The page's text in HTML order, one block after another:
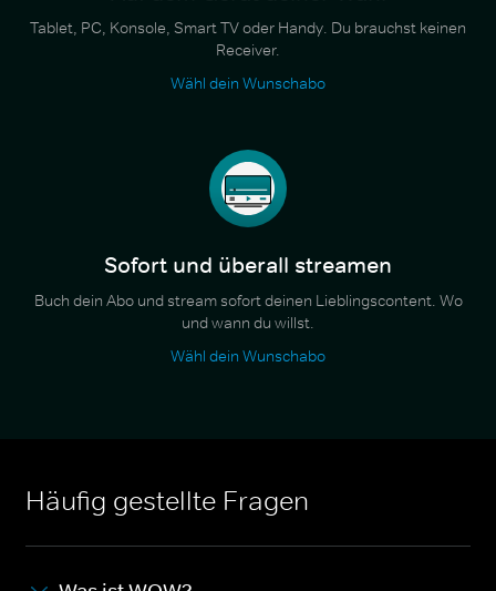
Tablet, PC, Konsole, Smart TV oder Handy. Du brauchst keinen
Receiver.
Wähl dein Wunschabo
Sofort und überall streamen
Buch dein Abo und stream sofort deinen Lieblingscontent. Wo
und wann du willst.
Wähl dein Wunschabo
Häufig gestellte Fragen